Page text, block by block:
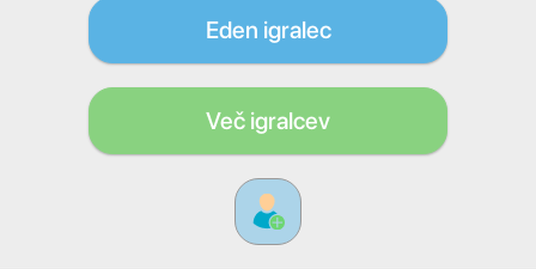
Eden igralec
Več igralcev